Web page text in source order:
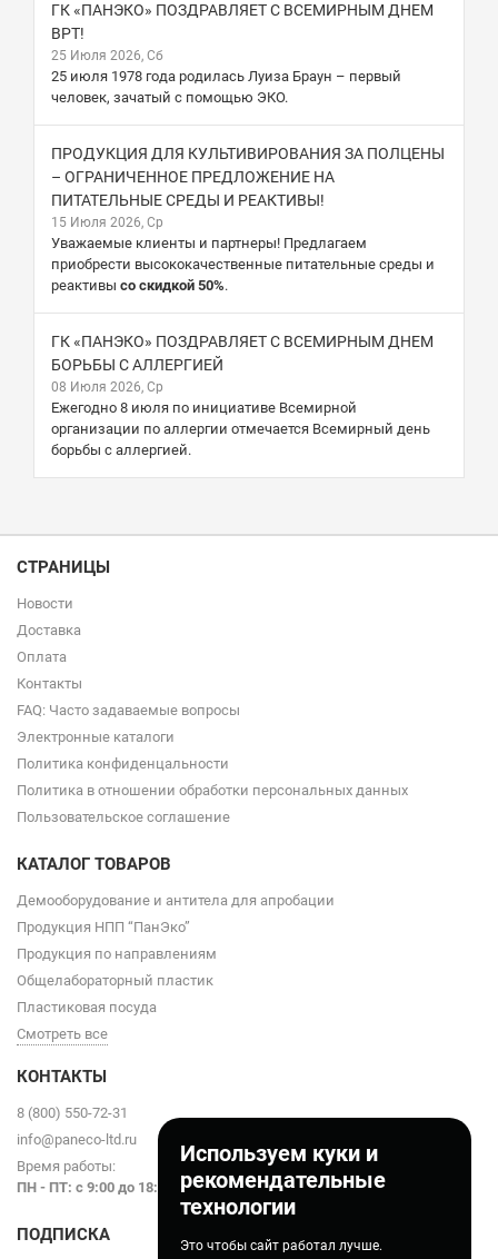
Используем куки и
рекомендательные
технологии
Это чтобы сайт работал лучше.
ГК «ПАНЭКО» ПОЗДРАВЛЯЕТ С ВСЕМИРНЫМ ДНЕМ
ВРТ!
25 Июля 2026, Сб
25 июля 1978 года родилась Луиза Браун – первый
человек, зачатый с помощью ЭКО.
ПРОДУКЦИЯ ДЛЯ КУЛЬТИВИРОВАНИЯ ЗА ПОЛЦЕНЫ
– ОГРАНИЧЕННОЕ ПРЕДЛОЖЕНИЕ НА
ПИТАТЕЛЬНЫЕ СРЕДЫ И РЕАКТИВЫ!
15 Июля 2026, Ср
Уважаемые клиенты и партнеры! Предлагаем
приобрести высококачественные питательные среды и
реактивы со скидкой 50%.
ГК «ПАНЭКО» ПОЗДРАВЛЯЕТ С ВСЕМИРНЫМ ДНЕМ
БОРЬБЫ С АЛЛЕРГИЕЙ
08 Июля 2026, Ср
Ежегодно 8 июля по инициативе Всемирной
организации по аллергии отмечается Всемирный день
борьбы с аллергией.
СТРАНИЦЫ
Новости
Доставка
Оплата
Контакты
FAQ: Часто задаваемые вопросы
Электронные каталоги
Политика конфиденцальности
Политика в отношении обработки персональных данных
Пользовательское соглашение
КАТАЛОГ ТОВАРОВ
Демооборудование и антитела для апробации
Продукция НПП “ПанЭко”
Продукция по направлениям
Общелабораторный пластик
Пластиковая посуда
Смотреть все
КОНТАКТЫ
8 (800) 550-72-31
info@paneco-ltd.ru
Время работы:
ПН - ПТ: с 9:00 до 18:00
ПОДПИСКА